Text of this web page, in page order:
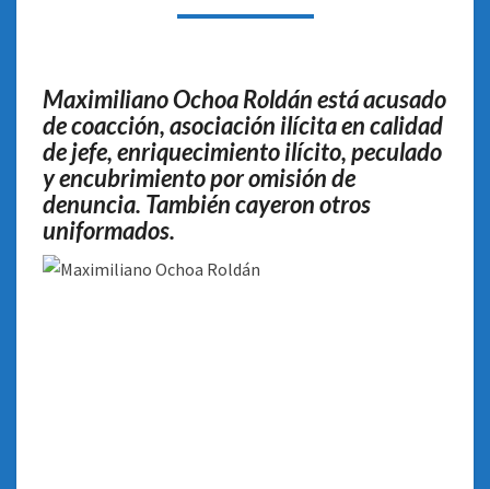
LIDERAR
UNA
BANDA
Maximiliano Ochoa Roldán está acusado
de coacción, asociación ilícita en calidad
de jefe, enriquecimiento ilícito, peculado
y encubrimiento por omisión de
denuncia. También cayeron otros
uniformados.